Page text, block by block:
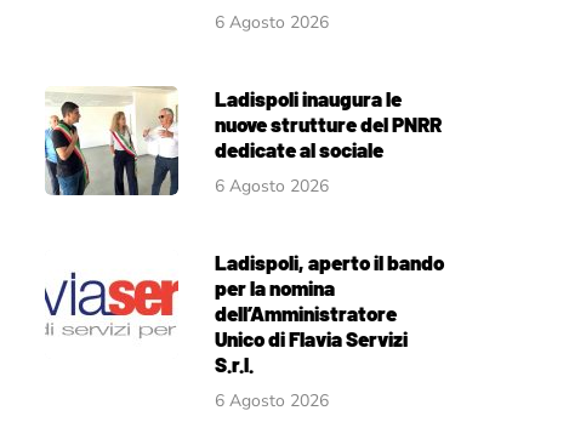
6 Agosto 2026
Ladispoli inaugura le
nuove strutture del PNRR
dedicate al sociale
6 Agosto 2026
Ladispoli, aperto il bando
per la nomina
dell’Amministratore
Unico di Flavia Servizi
S.r.l.
6 Agosto 2026